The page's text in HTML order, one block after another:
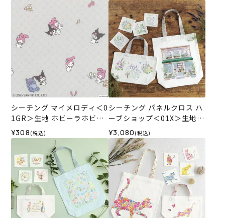
シーチング マイメロディ＜0
1GR＞生地 ホビーラホビー
レデザインコレクション
¥308 (税込)
シーチング パネルクロス ハ
ーブショップ＜01X＞生地
ホビーラホビーレデザイン
コレクション
¥3,080 (税込)